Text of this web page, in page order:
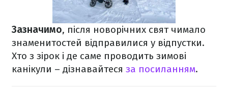
Зазначимо, після новорічних свят чимало
знаменитостей відправилися у відпустки.
Хто з зірок і де саме проводить зимові
канікули – дізнавайтеся за посиланням.